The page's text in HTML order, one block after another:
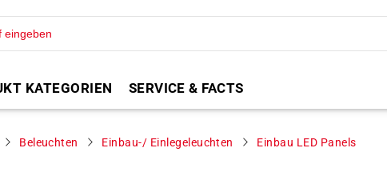
KATEGORIEN SERVICE & FACTS
Beleuchten Einbau-/ Einlegeleuchten Einbau LED Panels